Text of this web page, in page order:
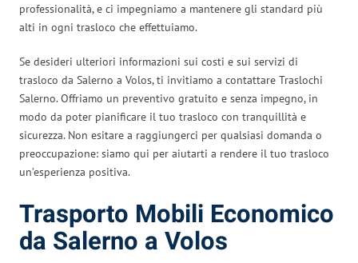
professionalità, e ci impegniamo a mantenere gli standard più
alti in ogni trasloco che effettuiamo.
Se desideri ulteriori informazioni sui costi e sui servizi di
trasloco da Salerno a Volos, ti invitiamo a contattare Traslochi
Salerno. Offriamo un preventivo gratuito e senza impegno, in
modo da poter pianificare il tuo trasloco con tranquillità e
sicurezza. Non esitare a raggiungerci per qualsiasi domanda o
preoccupazione: siamo qui per aiutarti a rendere il tuo trasloco
un’esperienza positiva.
Trasporto Mobili Economico
da Salerno a Volos